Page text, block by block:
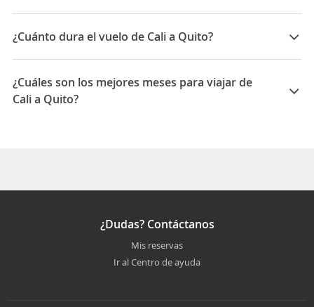
Las compañías que vuelan de Cali a Quito son:
Avianca, Copa Airlines, LATAM Airlines, Tame Linea
Aerea del Ecuador
¿Cuánto dura el vuelo de Cali a Quito?
La duración media para viajar entre Cali y Quito es
05:34
¿Cuáles son los mejores meses para viajar de
Cali a Quito?
¿Dudas? Contáctanos
Mis reservas
Ir al Centro de ayuda